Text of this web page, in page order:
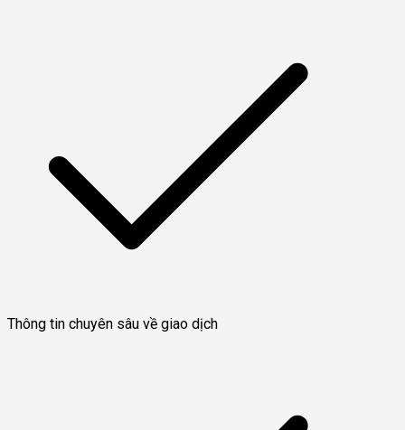
Thông tin chuyên sâu về giao dịch